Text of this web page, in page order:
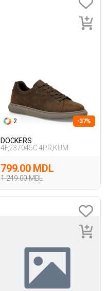
2 -37%
DOCKERS
4F,237045C 4PR,KUM
1 249.00 MDL
799.00 MDL